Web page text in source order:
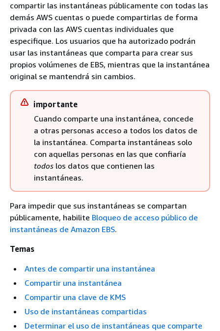
compartir las instantáneas públicamente con todas las
demás AWS cuentas o puede compartirlas de forma
privada con las AWS cuentas individuales que
especifique. Los usuarios que ha autorizado podrán
usar las instantáneas que comparta para crear sus
propios volúmenes de EBS, mientras que la instantánea
original se mantendrá sin cambios.
importante
Cuando comparte una instantánea, concede
a otras personas acceso a todos los datos de
la instantánea. Comparta instantáneas solo
con aquellas personas en las que confiaría
todos los datos que contienen las
instantáneas.
Para impedir que sus instantáneas se compartan
públicamente, habilite Bloqueo de acceso público de
instantáneas de Amazon EBS.
Temas
Antes de compartir una instantánea
Compartir una instantánea
Compartir una clave de KMS
Uso de instantáneas compartidas
Determinar el uso de instantáneas que comparte